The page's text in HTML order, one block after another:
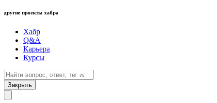
другие проекты хабра
Хабр
Q&A
Карьера
Курсы
Закрыть